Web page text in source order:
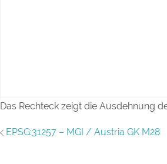
Das Rechteck zeigt die Ausdehnung
EPSG:31257 – MGI / Austria GK M28